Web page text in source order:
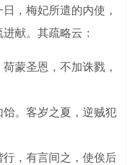
，梅妃所遣的内使，
献。其疏略云：
蒙圣恩，不加诛戮，
。客岁之夏，逆贼犯
，有言间之，使俟后